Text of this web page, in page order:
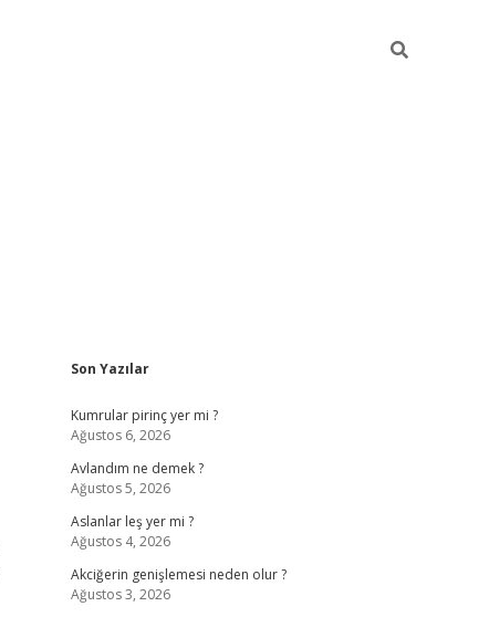
Sidebar
Son Yazılar
Kumrular pirinç yer mi ?
Ağustos 6, 2026
Avlandım ne demek ?
Ağustos 5, 2026
Aslanlar leş yer mi ?
Ağustos 4, 2026
Akciğerin genişlemesi neden olur ?
Ağustos 3, 2026